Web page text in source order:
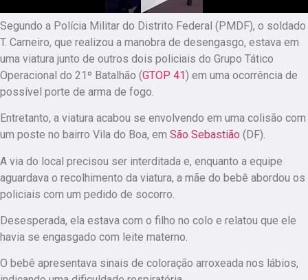
Segundo a Polícia Militar do Distrito Federal (PMDF), o soldado
T. Carneiro, que realizou a manobra de desengasgo, estava em
uma viatura junto de outros dois policiais do Grupo Tático
Operacional do 21º Batalhão (GTOP 41) em uma ocorrência de
possível porte de arma de fogo.
Entretanto, a viatura acabou se envolvendo em uma colisão com
um poste no bairro Vila do Boa, em São Sebastião (DF).
A via do local precisou ser interditada e, enquanto a equipe
aguardava o recolhimento da viatura, a mãe do bebê abordou os
policiais com um pedido de socorro.
Desesperada, ela estava com o filho no colo e relatou que ele
havia se engasgado com leite materno.
O bebê apresentava sinais de coloração arroxeada nos lábios,